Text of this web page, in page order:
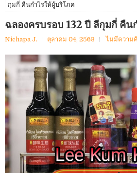
กุมกี่ คืนกำไรให้ผู้บริโภค
ฉลองครบรอบ 132 ปี ลีกุมกี่ คืน
Nichapa J. ตุลาคม 04, 2563 ไม่มีความ